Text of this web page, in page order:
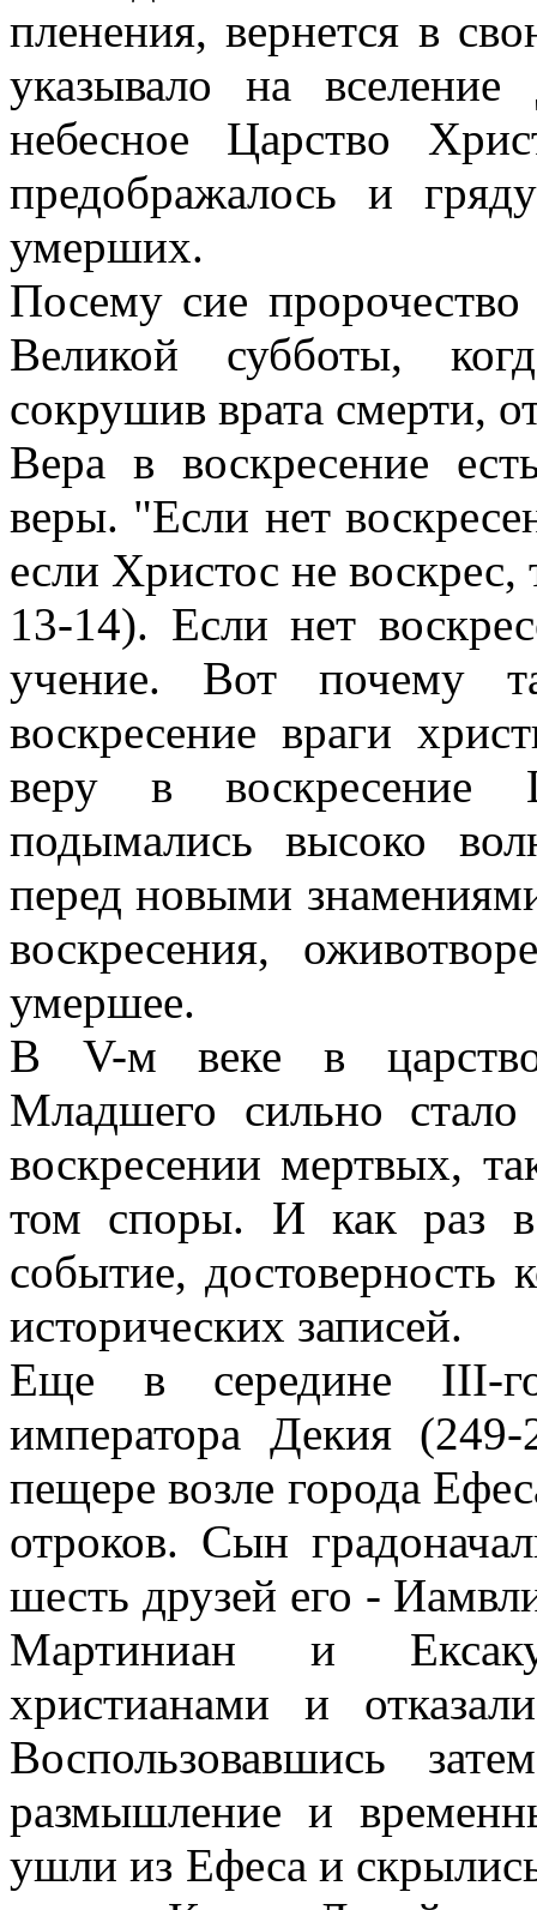
пленения, вернется в
указывало на
небесное Царство
предображалось и
умерших.
Посему сие
Великой субботы,
сокрушив врата смерти,
Вера в воскресение
веры. "Если нет
если Христос не
13-14). Если нет
учение. Вот почему
воскресение враги
веру в воскресение
подымались высоко
перед новыми
воскресения,
умершее.
В V-м веке в
Младшего сильно стало
воскресении мертвых,
том споры. И как раз
событие, достоверность
исторических записей.
Еще в середине III-го
императора Декия
пещере возле города
отроков. Сын
шесть друзей его -
Мартиниан и
христианами и
Воспользовавшись
размышление и
ушли из Ефеса и